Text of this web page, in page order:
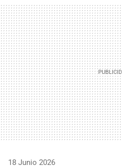
18 Junio 2026